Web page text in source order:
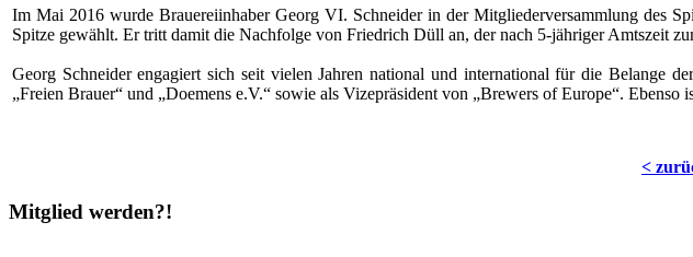
Im Mai 2016 wurde Brauereiinhaber Georg VI. Schneider in der Mitgliederversammlung des
Spitze gewählt. Er tritt damit die Nachfolge von Friedrich Düll an, der nach 5-jähriger Amtszeit
Georg Schneider engagiert sich seit vielen Jahren national und international für die Belange
„Freien Brauer“ und „Doemens e.V.“ sowie als Vizepräsident von „Brewers of Europe“.
<
Mitglied werden?!